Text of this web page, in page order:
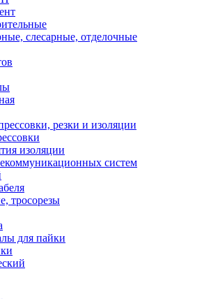
слесарные, отделочные
резки и изоляции
изоляции
систем
тросорезы
для пайки